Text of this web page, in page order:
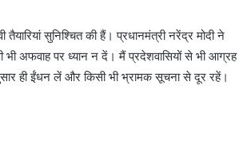
सुनिश्चित की हैं। प्रधानमंत्री नरेंद्र मोदी ने
अफवाह पर ध्यान न दें। मैं प्रदेशवासियों से भी आग्रह
ही ईंधन लें और किसी भी भ्रामक सूचना से दूर रहें।
मदरसों में अंग्रेजी शिक्षा और राष्ट्रगान शुरू हो,
बच्चों में देशभक्ति की भावना जगाई जाए:
माधवी लता